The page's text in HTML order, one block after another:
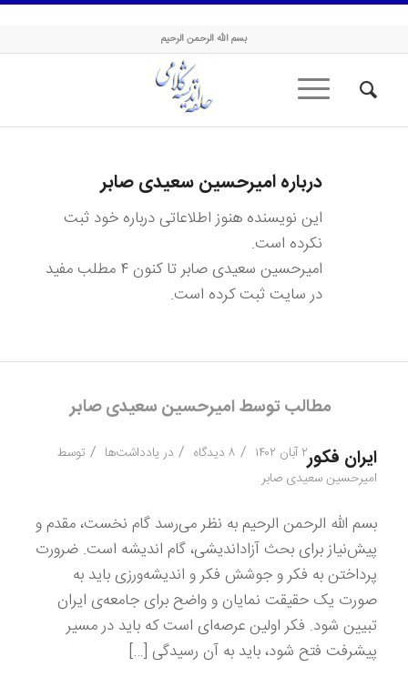
حلقه اندیشه کلامی
بسم الله الرحمن الرحیم
دربارهامیرحسین سعیدی صابر
این نویسنده هنوز اطلاعاتی درباره خود ثبت
نکرده است.
امیرحسین سعیدی صابر
تا کنون ۴ مطلب مفید
در سایت ثبت کرده است.
مطالب توسط امیرحسین سعیدی صابر
ایران فکور۲ آبان ۱۴۰۲ / ۸ دیدگاه / در یادداشت‌ها / توسط
امیرحسین سعیدی صابر
بسم الله الرحمن الرحیم به نظر می‌رسد گام نخست، مقدم و
پیش‌نیاز برای بحث آزاداندیشی، گام اندیشه است. ضرورت
پرداختن به فکر و جوشش فکر و اندیشه‌ورزی باید به
صورت یک حقیقت نمایان و واضح برای جامعه‌ی ایران
تبیین شود. فکر اولین عرصه‌ای است که باید در مسیر
پیشرفت فتح شود، باید به آن رسیدگی […]